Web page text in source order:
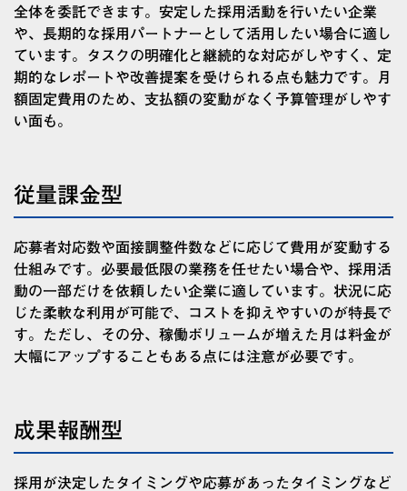
全体を委託できます。安定した採用活動を行いたい企業
や、長期的な採用パートナーとして活用したい場合に適し
ています。タスクの明確化と継続的な対応がしやすく、定
期的なレポートや改善提案を受けられる点も魅力です。月
額固定費用のため、支払額の変動がなく予算管理がしやす
い面も。
従量課金型
応募者対応数や面接調整件数などに応じて費用が変動する
仕組みです。必要最低限の業務を任せたい場合や、採用活
動の一部だけを依頼したい企業に適しています。状況に応
じた柔軟な利用が可能で、コストを抑えやすいのが特長で
す。ただし、その分、稼働ボリュームが増えた月は料金が
大幅にアップすることもある点には注意が必要です。
成果報酬型
採用が決定したタイミングや応募があったタイミングなど